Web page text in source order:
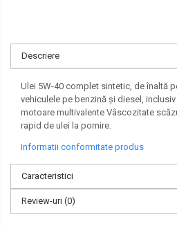
Descriere
Ulei 5W-40 complet sintetic, de înaltă
vehiculele pe benzină și diesel,
motoare multivalente Vâscozitate
rapid de ulei la pornire.
Informatii conformitate produs
Caracteristici
Review-uri (0)